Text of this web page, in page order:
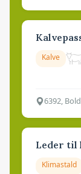
Kalve
6392,
Leder til
Klimastald